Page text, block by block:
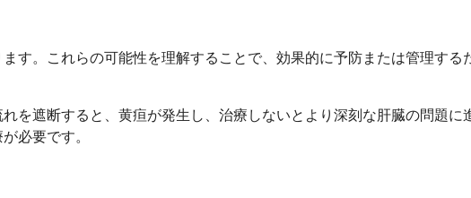
す。これらの可能性を理解することで、効果的に予防または管理する
を遮断すると、黄疸が発生し、治療しないとより深刻な肝臓の問題に
必要です。